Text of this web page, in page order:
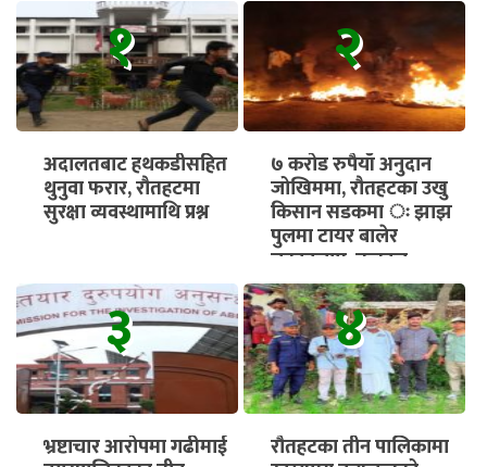
१
अदालतबाट हथकडीसहित
थुनुवा फरार, रौतहटमा
सुरक्षा व्यवस्थामाथि प्रश्न
२
७ करोड रुपैयाँ अनुदान
जोखिममा, रौतहटका उखु
किसान सडकमा ः झाझ
पुलमा टायर बालेर
चक्काजाम, तत्काल
भुक्तानी सुनिश्चित गर्न माग
३
भ्रष्टाचार आरोपमा गढीमाई
४
रौतहटका तीन पालिकामा